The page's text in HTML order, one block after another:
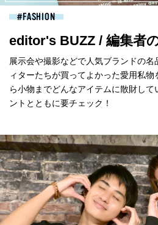
FASHION
editor's BUZZ / 編集者
展示会や撮影などで人気ブランドの
ィターたちが買ってよかった愛用私
ら小物までどんなアイテムに散財し
ントとともに要チェック！